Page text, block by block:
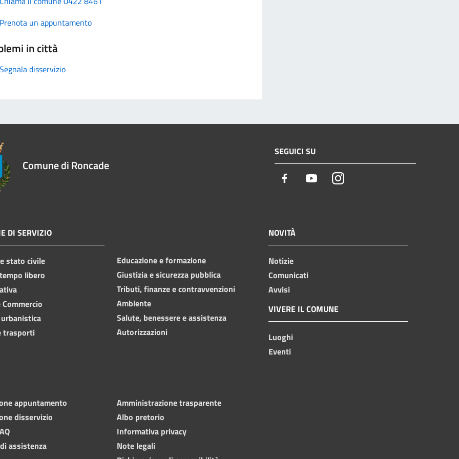
Prenota un appuntamento
in città
Segnala disservizio
Comune di Roncade
SEGUICI SU
Facebook YoutubeInstagram
DI SERVIZIO
stato civile
libero
trasporti
Educazione e formazione
Giustizia e sicurezza pubblica
Tributi, finanze e contravvenzioni
Ambiente
Salute, benessere e assistenza
Autorizzazioni
NOVITÀ
Notizie
Comunicati
Avvisi
VIVERE IL COMUNE
Luoghi
Eventi
appuntamento
disservizio
assistenza
Amministrazione trasparente
Albo pretorio
Informativa privacy
Note legali